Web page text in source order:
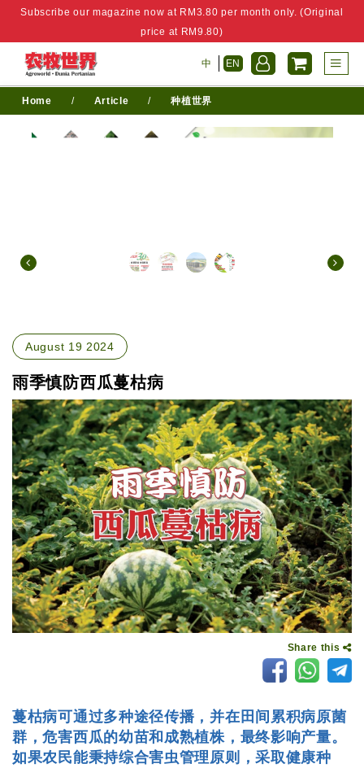
Subscribe our magazine now at RM3.80 per month only. (Original
price at RM9.80)
中 EN
Home / Article / 种植世界
August 19 2024
雨季慎防西瓜蔓枯病
Share this
蔓枯病可通过多种途径传播，并在田间累积病原菌
群，危害西瓜的幼苗和成熟植株，最终影响产量。
如果农民能秉持综合害虫管理原则，采取健康种